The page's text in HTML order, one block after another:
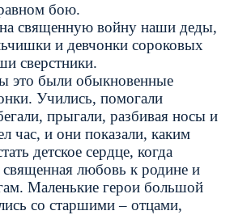
бою.
священную войну наши деды,
и девчонки сороковых
сверстники.
это были обыкновенные
Учились, помогали
прыгали, разбивая носы и
час, и они показали, каким
детское сердце, когда
священная любовь к родине и
Маленькие герои большой
со старшими – отцами,